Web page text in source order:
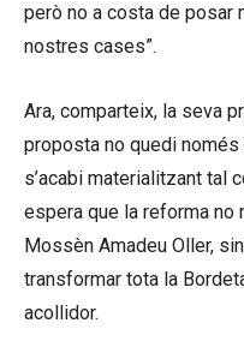
però no a costa de posar
nostres cases”.
Ara, comparteix, la seva
proposta no quedi
s’acabi materialitzant tal
espera que la reforma
Mossèn Amadeu Oller,
transformar tota la
acollidor.